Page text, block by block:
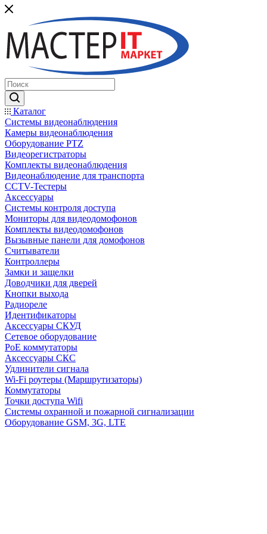
Каталог
Системы видеонаблюдения
Камеры видеонаблюдения
Оборудование PTZ
Видеорегистраторы
Комплекты видеонаблюдения
Видеонаблюдение для транспорта
CCTV-Тестеры
Аксессуары
Системы контроля доступа
Мониторы для видеодомофонов
Комплекты видеодомофонов
Вызывные панели для домофонов
Считыватели
Контроллеры
Замки и защелки
Доводчики для дверей
Кнопки выхода
Радиореле
Идентификаторы
Аксессуары СКУД
Сетевое оборудование
PoE коммутаторы
Аксессуары СКС
Удлинители сигнала
Wi-Fi роутеры (Маршрутизаторы)
Коммутаторы
Точки доступа Wifi
Системы охранной и пожарной сигнализации
Оборудование GSM, 3G, LTE